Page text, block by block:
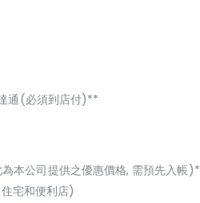
通(必須到店付)**
本公司提供之優惠價格, 需預先入帳)*
宅和便利店)